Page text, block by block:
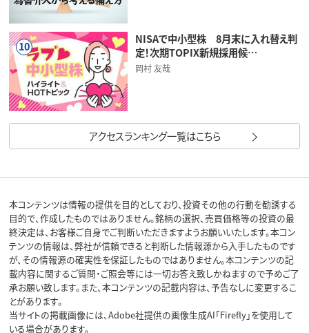
10
NISAで中小型株 8月末に入れ替え判
定！次期TOPIX新規採用候…
岡村 友哉
アクセスランキング一覧はこちら
本コンテンツは情報の提供を目的としており、投資その他の行動を勧誘する
目的で、作成したものではありません。銘柄の選択、売買価格等の投資の最
終決定は、お客様ご自身でご判断いただきますようお願いいたします。本コン
テンツの情報は、弊社が信頼できると判断した情報源から入手したものです
が、その情報源の確実性を保証したものではありません。本コンテンツの記
載内容に関するご質問・ご照会等には一切お答え致しかねますので予めご了
承お願い致します。また、本コンテンツの記載内容は、予告なしに変更するこ
とがあります。
当サイトの掲載画像には、Adobe社提供の画像生成AI「Firefly」を使用して
いる場合があります。